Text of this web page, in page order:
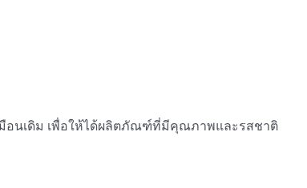
มือนเดิม เพื่อให้ได้ผลิตภัณฑ์ที่มีคุณภาพและรสชาติ